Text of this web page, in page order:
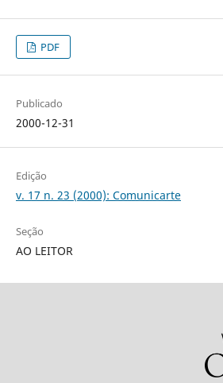
PDF
Publicado
2000-12-31
Edição
v. 17 n. 23 (2000): Comunicarte
Seção
AO LEITOR